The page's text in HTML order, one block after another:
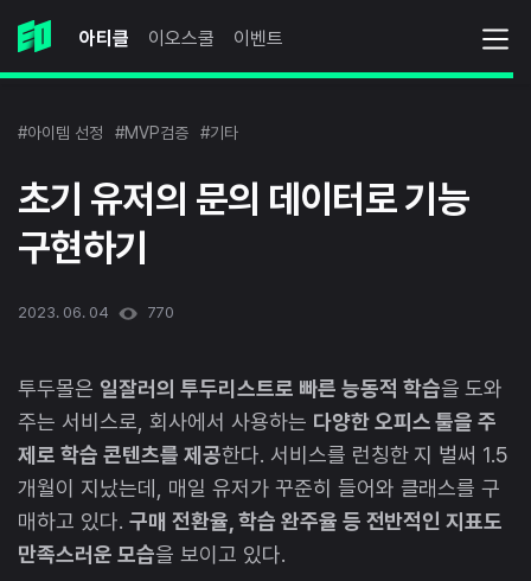
아티클 이오스쿨 이벤트
#아이템 선정 #MVP검증 #기타
초기 유저의 문의 데이터로 기능
구현하기
2023. 06. 04 770
투두몰은 일잘러의 투두리스트로 빠른 능동적 학습을 도와
주는 서비스로, 회사에서 사용하는 다양한 오피스 툴을 주
제로 학습 콘텐츠를 제공한다. 서비스를 런칭한 지 벌써 1.5
개월이 지났는데, 매일 유저가 꾸준히 들어와 클래스를 구
매하고 있다. 구매 전환율, 학습 완주율 등 전반적인 지표도
만족스러운 모습을 보이고 있다.